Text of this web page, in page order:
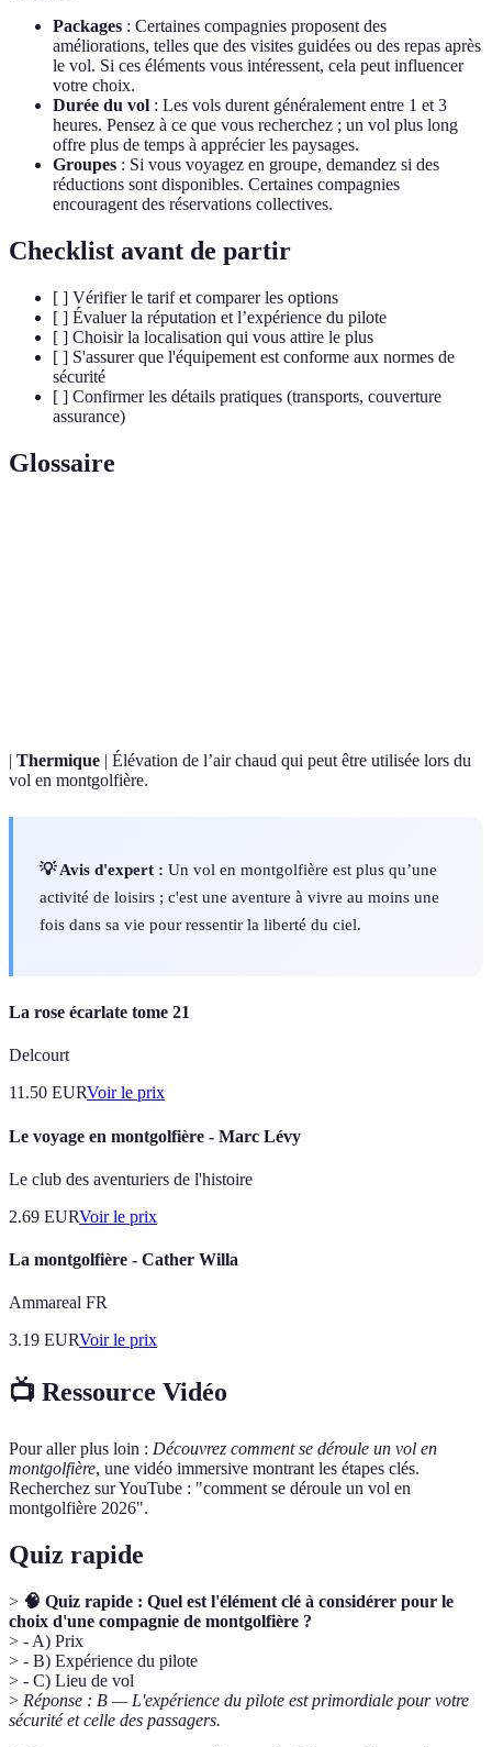
Packages : Certaines compagnies proposent des
améliorations, telles que des visites guidées ou des repas après
le vol. Si ces éléments vous intéressent, cela peut influencer
votre choix.
Durée du vol : Les vols durent généralement entre 1 et 3
heures. Pensez à ce que vous recherchez ; un vol plus long
offre plus de temps à apprécier les paysages.
Groupes : Si vous voyagez en groupe, demandez si des
réductions sont disponibles. Certaines compagnies
encouragent des réservations collectives.
Checklist avant de partir
[ ] Vérifier le tarif et comparer les options
[ ] Évaluer la réputation et l’expérience du pilote
[ ] Choisir la localisation qui vous attire le plus
[ ] S'assurer que l'équipement est conforme aux normes de
sécurité
[ ] Confirmer les détails pratiques (transports, couverture
assurance)
Glossaire
| Thermique | Élévation de l’air chaud qui peut être utilisée lors du
vol en montgolfière.
💡 Avis d'expert : Un vol en montgolfière est plus qu’une
activité de loisirs ; c'est une aventure à vivre au moins une
fois dans sa vie pour ressentir la liberté du ciel.
La rose écarlate tome 21
Delcourt
11.50 EURVoir le prix
Le voyage en montgolfière - Marc Lévy
Le club des aventuriers de l'histoire
2.69 EURVoir le prix
La montgolfière - Cather Willa
Ammareal FR
3.19 EURVoir le prix
📺 Ressource Vidéo
Pour aller plus loin : Découvrez comment se déroule un vol en
montgolfière, une vidéo immersive montrant les étapes clés.
Recherchez sur YouTube : "comment se déroule un vol en
montgolfière 2026".
Quiz rapide
> 🧠 Quiz rapide : Quel est l'élément clé à considérer pour le
choix d'une compagnie de montgolfière ?
> - A) Prix
> - B) Expérience du pilote
> - C) Lieu de vol
> Réponse : B — L'expérience du pilote est primordiale pour votre
sécurité et celle des passagers.